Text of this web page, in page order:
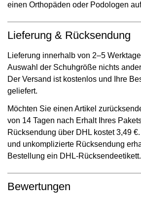
einen Orthopäden oder Podologen
Lieferung & Rücksendung
Lieferung innerhalb von 2–5
Auswahl der Schuhgröße nichts
Der Versand ist kostenlos und Ihre
geliefert.
Möchten Sie einen Artikel
von 14 Tagen nach Erhalt Ihres
Rücksendung über DHL kostet 3,49
und unkomplizierte Rücksendung
Bestellung ein DHL-Rücksendeetikett.
Bewertungen